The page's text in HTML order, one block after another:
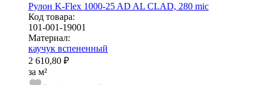
Рулон K-Flex 1000-25 AD AL CLAD, 280 mic
Код товара:
101-001-19001
Ма­­те­­ри­­ал:
каучук вспененный
2 610,80 ₽
за м²